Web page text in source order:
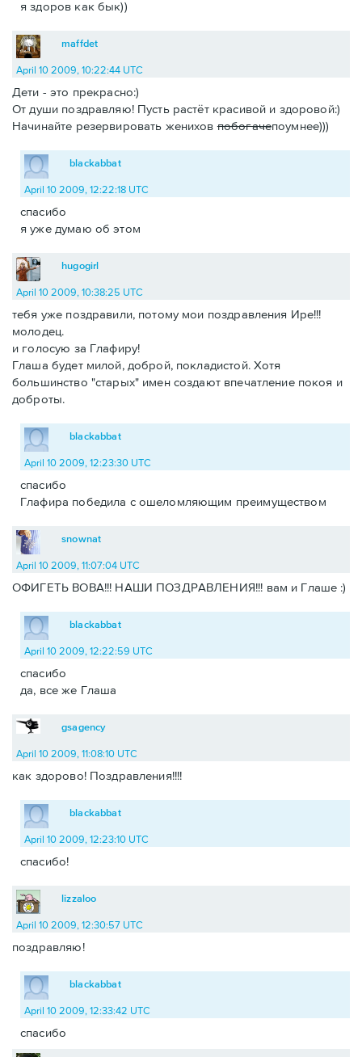
я здоров как бык))
maffdet
April 10 2009, 10:22:44 UTC
Дети - это прекрасно:)
От души поздравляю! Пусть растёт красивой и здоровой:)
Начинайте резервировать жениховпобогачепоумнее)))
blackabbat
April 10 2009, 12:22:18 UTC
спасибо
я уже думаю об этом
hugogirl
April 10 2009, 10:38:25 UTC
тебя уже поздравили, потому мои поздравления Ире!!!
молодец.
и голосую за Глафиру!
Глаша будет милой, доброй, покладистой. Хотя
большинство "старых" имен создают впечатление покоя и
доброты.
blackabbat
April 10 2009, 12:23:30 UTC
спасибо
Глафира победила с ошеломляющим преимуществом
snownat
April 10 2009, 11:07:04 UTC
ОФИГЕТЬ ВОВА!!! НАШИ ПОЗДРАВЛЕНИЯ!!! вам и Глаше :)
blackabbat
April 10 2009, 12:22:59 UTC
спасибо
да, все же Глаша
gsagency
April 10 2009, 11:08:10 UTC
как здорово! Поздравления!!!!
blackabbat
April 10 2009, 12:23:10 UTC
спасибо!
lizzaloo
April 10 2009, 12:30:57 UTC
поздравляю!
blackabbat
April 10 2009, 12:33:42 UTC
спасибо